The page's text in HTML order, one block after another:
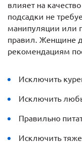
влияет на
подсадки не
манипуляции или
правил. Женщине
рекомендациям
Исключить
Исключить
Правильно
Исключить